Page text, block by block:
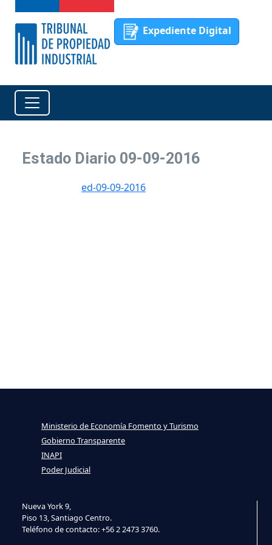
Expediente Digital
Estado Diario 09-09-2016
ed-09-09-2016
Nueva York 9,
Piso 13, Santiago Centro.
Teléfono de contacto: +56 2 2473 3760.
Ministerio de Economía Fomento y Turismo
Gobierno Transparente
INAPI
Poder Judicial